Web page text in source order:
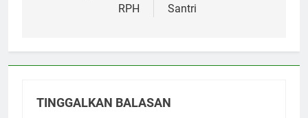
RPH
Santri
TINGGALKAN BALASAN